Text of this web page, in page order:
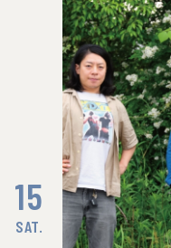
15
SAT.